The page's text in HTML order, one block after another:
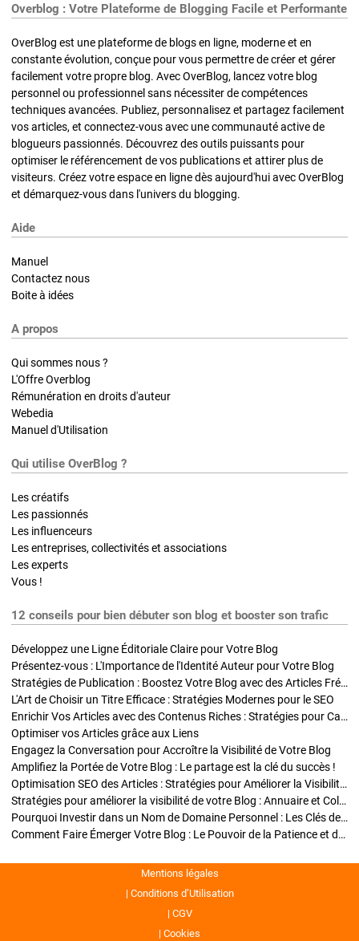
Overblog : Votre Plateforme de Blogging Facile et Performante
OverBlog est une plateforme de blogs en ligne, moderne et en
constante évolution, conçue pour vous permettre de créer et gérer
facilement votre propre blog. Avec OverBlog, lancez votre blog
personnel ou professionnel sans nécessiter de compétences
techniques avancées. Publiez, personnalisez et partagez facilement
vos articles, et connectez-vous avec une communauté active de
blogueurs passionnés. Découvrez des outils puissants pour
optimiser le référencement de vos publications et attirer plus de
visiteurs. Créez votre espace en ligne dès aujourd'hui avec OverBlog
et démarquez-vous dans l'univers du blogging.
Aide
Manuel
Contactez nous
Boite à idées
A propos
Qui sommes nous ?
L'Offre Overblog
Rémunération en droits d'auteur
Webedia
Manuel d'Utilisation
Qui utilise OverBlog ?
Les créatifs
Les passionnés
Les influenceurs
Les entreprises, collectivités et associations
Les experts
Vous !
12 conseils pour bien débuter son blog et booster son trafic
Développez une Ligne Éditoriale Claire pour Votre Blog
Présentez-vous : L'Importance de l'Identité Auteur pour Votre Blog
Stratégies de Publication : Boostez Votre Blog avec des Articles Fréquents et Exclusifs
L'Art de Choisir un Titre Efficace : Stratégies Modernes pour le SEO
Enrichir Vos Articles avec des Contenus Riches : Stratégies pour Captiver et Optimiser
Optimiser vos Articles grâce aux Liens
Engagez la Conversation pour Accroître la Visibilité de Votre Blog
Amplifiez la Portée de Votre Blog : Le partage est la clé du succès !
Optimisation SEO des Articles : Stratégies pour Améliorer la Visibilité de Votre Blog
Stratégies pour améliorer la visibilité de votre Blog : Annuaire et Collaborations
Pourquoi Investir dans un Nom de Domaine Personnel : Les Clés de la Réussite de Votre Blog
Comment Faire Émerger Votre Blog : Le Pouvoir de la Patience et de la Persévérance
Mentions légales
Conditions d’Utilisation
CGV
Cookies